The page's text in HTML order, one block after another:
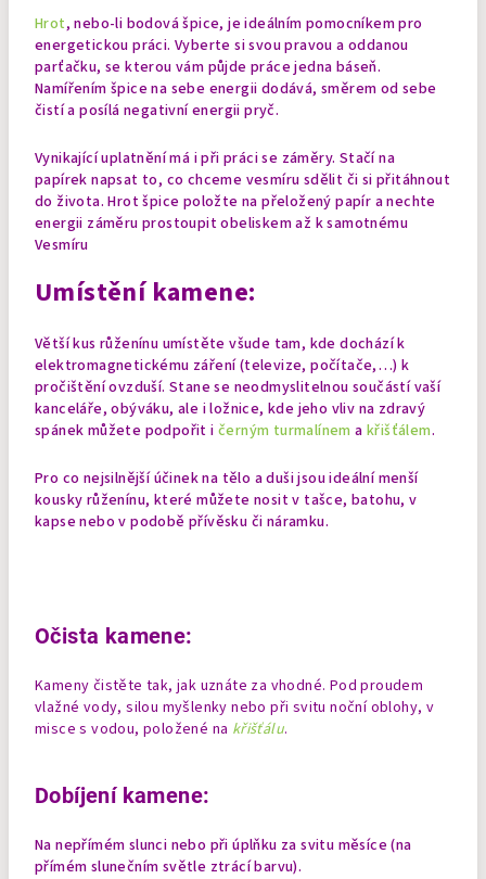
Hrot, nebo-li bodová špice, je ideálním pomocníkem pro
energetickou práci. Vyberte si svou pravou a oddanou
parťačku, se kterou vám půjde práce jedna báseň.
Namířením špice na sebe energii dodává, směrem od sebe
čistí a posílá negativní energii pryč.
Vynikající uplatnění má i při práci se záměry. Stačí na
papírek napsat to, co chceme vesmíru sdělit či si přitáhnout
do života. Hrot špice položte na přeložený papír a nechte
energii záměru prostoupit obeliskem až k samotnému
Vesmíru
Umístění kamene:
Větší kus růženínu umístěte všude tam, kde dochází k
elektromagnetickému záření (televize, počítače,…) k
pročištění ovzduší. Stane se neodmyslitelnou součástí vaší
kanceláře, obýváku, ale i ložnice, kde jeho vliv na zdravý
spánek můžete podpořit i černým turmalínem akřišťálem.
Pro co nejsilnější účinek na tělo a duši jsou ideální menší
kousky růženínu, které můžete nosit v tašce, batohu, v
kapse nebo v podobě přívěsku či náramku.
Očista kamene:
Kameny čistěte tak, jak uznáte za vhodné. Pod proudem
vlažné vody, silou myšlenky nebo při svitu noční oblohy, v
misce s vodou, položené na křišťálu.
Dobíjení kamene:
Na nepřímém slunci nebo při úplňku za svitu měsíce (na
přímém slunečním světle ztrácí barvu).